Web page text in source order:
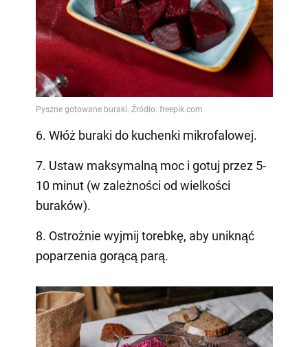
6. Włóż buraki do kuchenki mikrofalowej.
7. Ustaw maksymalną moc i gotuj przez 5-
10 minut (w zależności od wielkości
buraków).
8. Ostrożnie wyjmij torebkę, aby uniknąć
poparzenia gorącą parą.